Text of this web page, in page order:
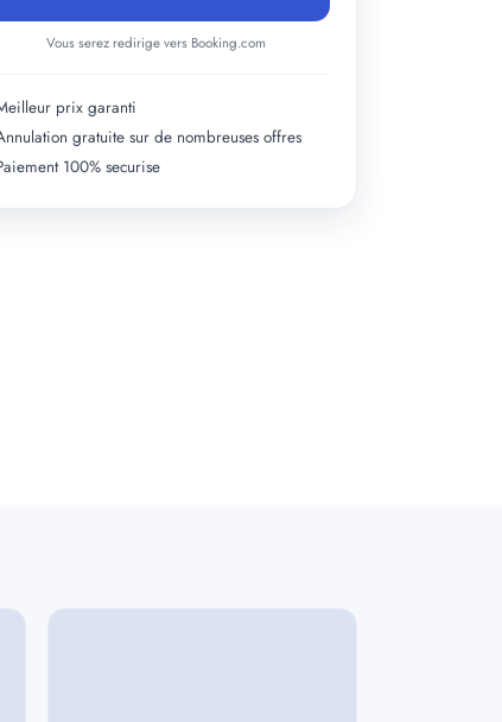
Vous serez redirige vers Booking.com
prix garanti
gratuite sur de nombreuses offres
100% securise